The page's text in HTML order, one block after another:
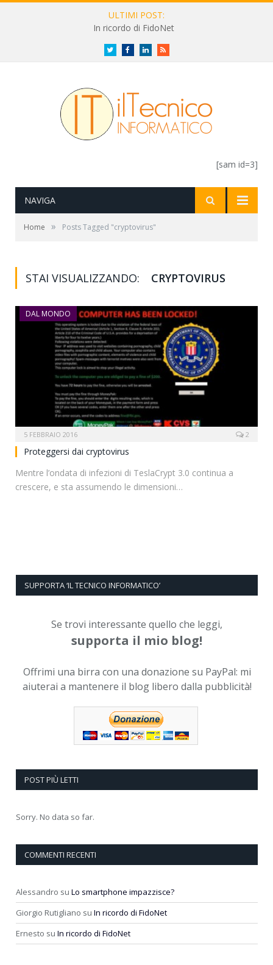
ULTIMI POST:
In ricordo di FidoNet
Twitter FacebookLinkedInRSS
[sam id=3]
NAVIGA
Home » Posts Tagged "cryptovirus"
STAI VISUALIZZANDO: CRYPTOVIRUS
DAL MONDO
5 FEBBRAIO 2016 2
Proteggersi dai cryptovirus
Mentre l’ondata di infezioni di TeslaCrypt 3.0 continua a
crescere, e sta assumendo le dimensioni…
SUPPORTA ‘IL TECNICO INFORMATICO’
Se trovi interessante quello che leggi,
supporta il mio blog!
Offrimi una birra con una donazione su PayPal: mi
aiuterai a mantenere il blog libero dalla pubblicità!
POST PIÙ LETTI
Sorry. No data so far.
COMMENTI RECENTI
Alessandro su Lo smartphone impazzisce?
Giorgio Rutigliano su In ricordo di FidoNet
Ernesto su In ricordo di FidoNet